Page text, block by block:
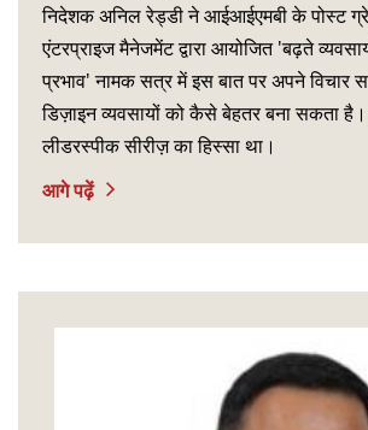
निदेशक अनिल रेड्डी ने आईआईएमबी के पोस्ट
एंटरप्राइज मैनेजमेंट द्वारा आयोजित 'बढ़ते
प्रभाव' नामक सत्र में इस बात पर अपने विचार
डिज़ाइन व्यवसायों को कैसे बेहतर बना सकता
लीडरस्पीक सीरीज़ का हिस्सा था।
आगे पढ़ें